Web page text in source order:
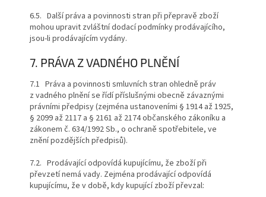
6.5. Další práva a povinnosti stran při přepravě zboží
mohou upravit zvláštní dodací podmínky prodávajícího,
jsou-li prodávajícím vydány.
7. PRÁVA Z VADNÉHO PLNĚNÍ
7.1 Práva a povinnosti smluvních stran ohledně práv
z vadného plnění se řídí příslušnými obecně závaznými
právními předpisy (zejména ustanoveními § 1914 až 1925,
§ 2099 až 2117 a § 2161 až 2174 občanského zákoníku a
zákonem č. 634/1992 Sb., o ochraně spotřebitele, ve
znění pozdějších předpisů).
7.2. Prodávající odpovídá kupujícímu, že zboží při
převzetí nemá vady. Zejména prodávající odpovídá
kupujícímu, že v době, kdy kupující zboží převzal: